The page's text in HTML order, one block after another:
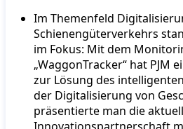
Im Themenfeld
Schienengüterverkehrs
im Fokus: Mit dem
„WaggonTracker“ hat PJM
zur Lösung des
der Digitalisierung von
präsentierte man die